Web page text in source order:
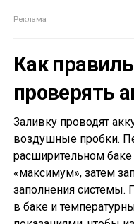
Как
проверять
Заливку проводят
воздушные пробки.
расширительном
«максимум», затем
заполнения системы.
в баке и